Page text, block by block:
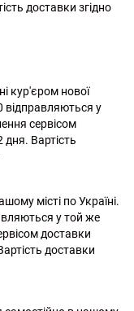
доставки згідно
кур'єром нової
відправляються у
сервісом
Вартість
місті по Україні.
у той же
доставки
доставки